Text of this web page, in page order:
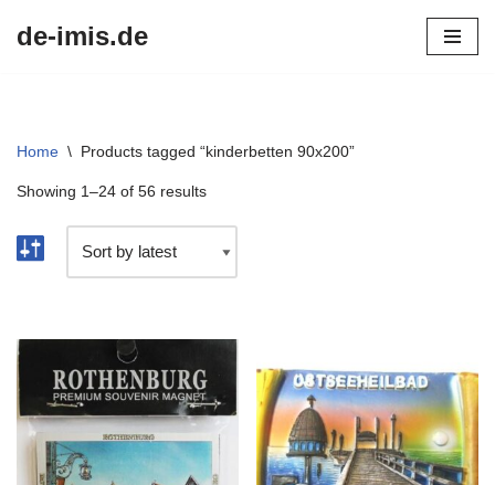
de-imis.de
Home \ Products tagged “kinderbetten 90x200”
Showing 1–24 of 56 results